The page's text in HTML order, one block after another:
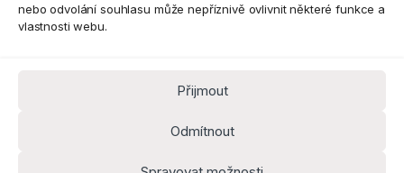
nebo odvolání souhlasu může nepříznivě ovlivnit některé funkce a
vlastnosti webu.
Přijmout
Odmítnout
Máte dotaz? Kontaktujte nás
k.cz
Kancelář 8:30 - 16:00